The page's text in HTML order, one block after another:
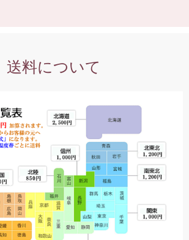
送料について